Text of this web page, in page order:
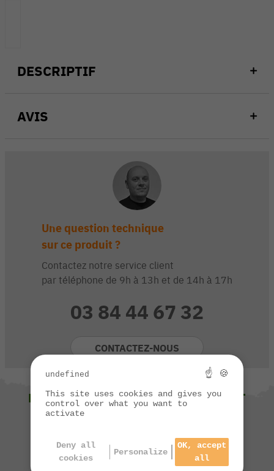
DESCRIPTIF
AVIS
Une question technique
sur ce produit ?
Contactez notre service client
par téléphone de 9h à 13h et de 14h à 17h
03 84 44 67 32
CONTACTEZ-NOUS
NOUS VOUS SUGGÉRONS ÉGALEMENT
undefined ☝ 🍪
This site uses cookies and gives you
control over what you want to
activate
Deny all
cookies
Personalize
OK, accept
all